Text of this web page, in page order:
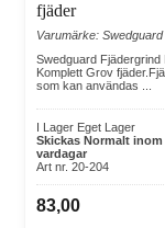
fjäder
Varumärke: Swedguard
Swedguard Fjädergrind
Komplett Grov
som kan användas ...
I Lager Eget Lager
Skickas Normalt inom
vardagar
Art nr. 20-204
83,00